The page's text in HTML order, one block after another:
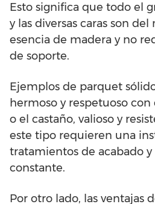
Esto significa que todo el
y las diversas caras son
esencia de madera y no
de soporte.
Ejemplos de parquet
hermoso y respetuoso
o el castaño, valioso y
este tipo requieren una
tratamientos de acabado
constante.
Por otro lado, las ventajas